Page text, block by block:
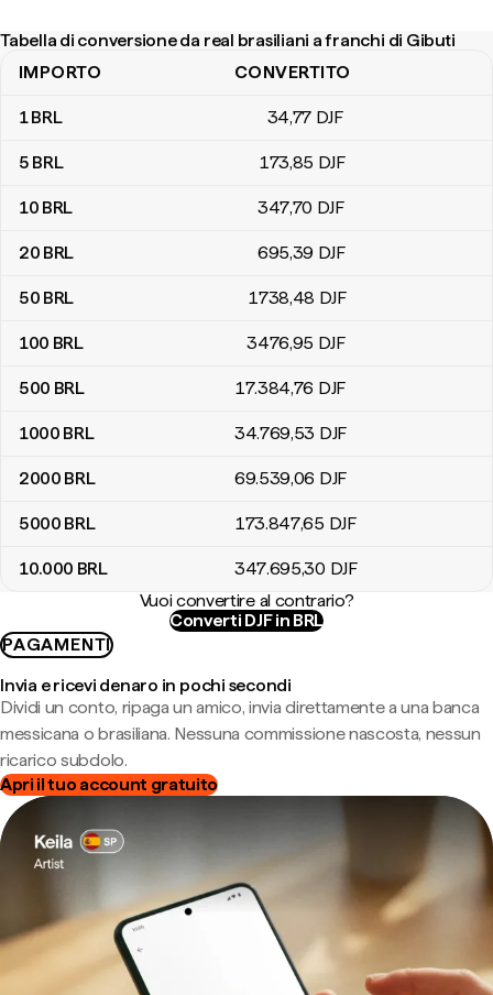
Tabella di conversione da real brasiliani a franchi di Gibuti
Tabella di conversione da real brasiliani a franchi di Gibuti
IMPORTO CONVERTITO
1BRL 34,77 DJF
5 BRL 173,85 DJF
10 BRL 347,70 DJF
20 BRL 695,39 DJF
50 BRL 1738,48 DJF
100 BRL 3476,95 DJF
500 BRL 17.384,76 DJF
1000 BRL 34.769,53 DJF
2000 BRL 69.539,06 DJF
5000 BRL 173.847,65 DJF
10.000 BRL 347.695,30 DJF
Vuoi convertire al contrario?
Converti DJF in BRL
PAGAMENTI
Invia e ricevi denaro in pochi secondi
Dividi un conto, ripaga un amico, invia direttamente a una banca
messicana o brasiliana. Nessuna commissione nascosta, nessun
ricarico subdolo.
Apri il tuo account gratuito